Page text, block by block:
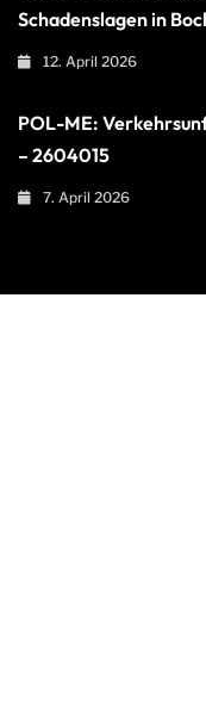
Schadenslagen in
12. April 2026
POL-ME:
– 2604015
7. April 2026